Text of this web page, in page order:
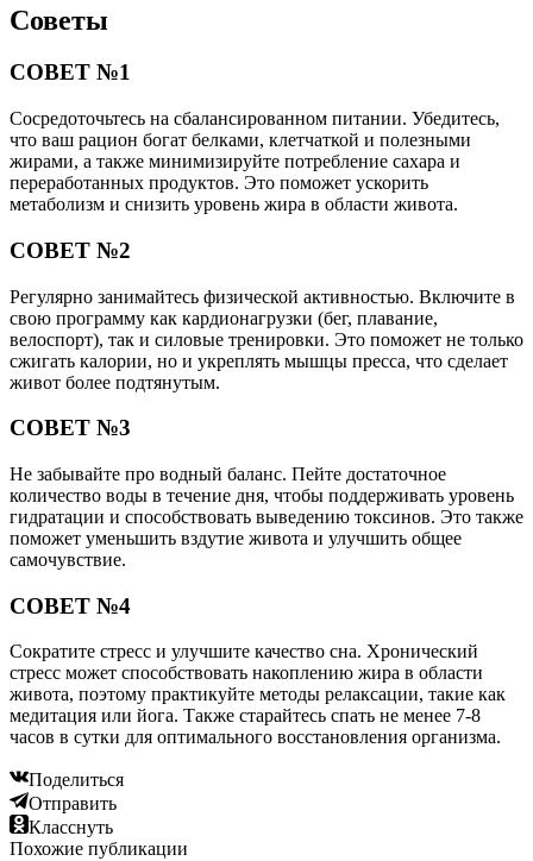
Советы
СОВЕТ №1
Сосредоточьтесь на сбалансированном питании. Убедитесь,
что ваш рацион богат белками, клетчаткой и полезными
жирами, а также минимизируйте потребление сахара и
переработанных продуктов. Это поможет ускорить
метаболизм и снизить уровень жира в области живота.
СОВЕТ №2
Регулярно занимайтесь физической активностью. Включите в
свою программу как кардионагрузки (бег, плавание,
велоспорт), так и силовые тренировки. Это поможет не только
сжигать калории, но и укреплять мышцы пресса, что сделает
живот более подтянутым.
СОВЕТ №3
Не забывайте про водный баланс. Пейте достаточное
количество воды в течение дня, чтобы поддерживать уровень
гидратации и способствовать выведению токсинов. Это также
поможет уменьшить вздутие живота и улучшить общее
самочувствие.
СОВЕТ №4
Сократите стресс и улучшите качество сна. Хронический
стресс может способствовать накоплению жира в области
живота, поэтому практикуйте методы релаксации, такие как
медитация или йога. Также старайтесь спать не менее 7-8
часов в сутки для оптимального восстановления организма.
Поделиться
Отправить
Класснуть
Похожие публикации